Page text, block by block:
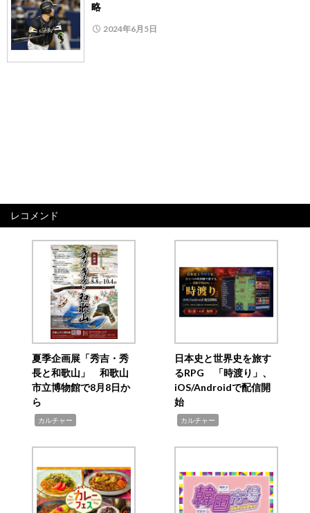
略
2024年6月5日
レコメンド
夏季企画展「秀吉・秀
長と和歌山」 和歌山
市立博物館で8月8日か
ら
カルチャー
日本史と世界史を旅す
るRPG 「時渡り」、
iOS/Androidで配信開
始
カルチャー